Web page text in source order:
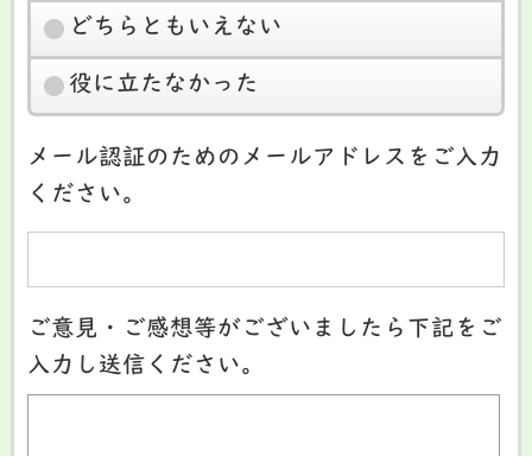
どちらともいえない
役に立たなかった
メール認証のためのメールアドレスをご入力
ください。
ご意見・ご感想等がございましたら下記をご
入力し送信ください。